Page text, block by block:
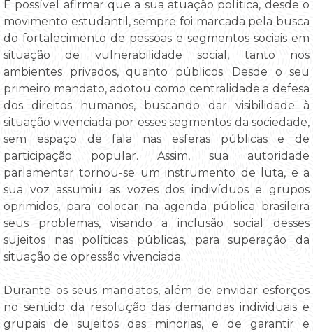
É possível afirmar que a sua atuação política, desde o
movimento estudantil, sempre foi marcada pela busca
do fortalecimento de pessoas e segmentos sociais em
situação de vulnerabilidade social, tanto nos
ambientes privados, quanto públicos. Desde o seu
primeiro mandato, adotou como centralidade a defesa
dos direitos humanos, buscando dar visibilidade à
situação vivenciada por esses segmentos da sociedade,
sem espaço de fala nas esferas públicas e de
participação popular. Assim, sua autoridade
parlamentar tornou-se um instrumento de luta, e a
sua voz assumiu as vozes dos indivíduos e grupos
oprimidos, para colocar na agenda pública brasileira
seus problemas, visando a inclusão social desses
sujeitos nas políticas públicas, para superação da
situação de opressão vivenciada.
Durante os seus mandatos, além de envidar esforços
no sentido da resolução das demandas individuais e
grupais de sujeitos das minorias, e de garantir e